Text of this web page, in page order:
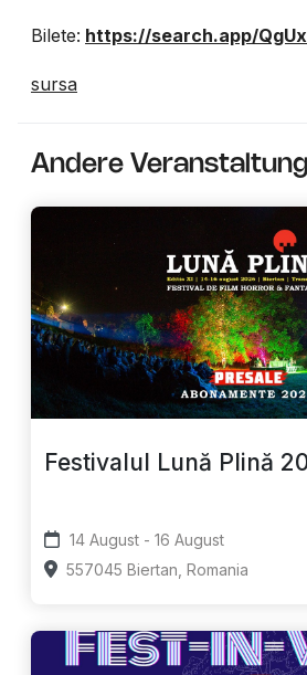
Bilete: https://search.app/
sursa
Andere
Festivalul Lună Plină
14 August - 16 August
557045 Biertan, Romania